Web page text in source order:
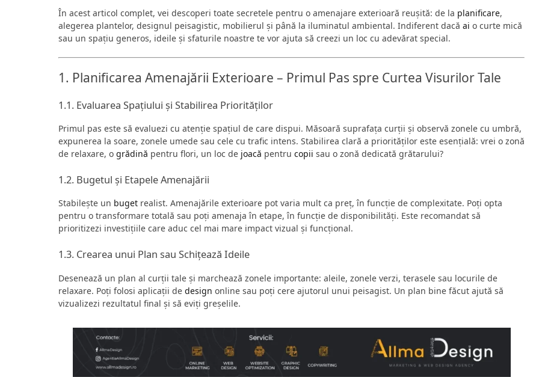
În acest articol complet, vei descoperi toate secretele pentru o amenajare exterioară reușită: de la planificare,
alegerea plantelor, designul peisagistic, mobilierul și până la iluminatul ambiental. Indiferent dacă ai o curte mică
sau un spațiu generos, ideile și sfaturile noastre te vor ajuta să creezi un loc cu adevărat special.
1. Planificarea Amenajării Exterioare – Primul Pas spre Curtea Visurilor Tale
1.1. Evaluarea Spațiului și Stabilirea Priorităților
Primul pas este să evaluezi cu atenție spațiul de care dispui. Măsoară suprafața curții și observă zonele cu umbră,
expunerea la soare, zonele umede sau cele cu trafic intens. Stabilirea clară a priorităților este esențială: vrei o zonă
de relaxare, o grădină pentru flori, un loc de joacă pentru copii sau o zonă dedicată grătarului?
1.2. Bugetul și Etapele Amenajării
Stabilește un buget realist. Amenajările exterioare pot varia mult ca preț, în funcție de complexitate. Poți opta
pentru o transformare totală sau poți amenaja în etape, în funcție de disponibilități. Este recomandat să
prioritizezi investițiile care aduc cel mai mare impact vizual și funcțional.
1.3. Crearea unui Plan sau Schițează Ideile
Desenează un plan al curții tale și marchează zonele importante: aleile, zonele verzi, terasele sau locurile de
relaxare. Poți folosi aplicații de design online sau poți cere ajutorul unui peisagist. Un plan bine făcut ajută să
vizualizezi rezultatul final și să eviți greșelile.